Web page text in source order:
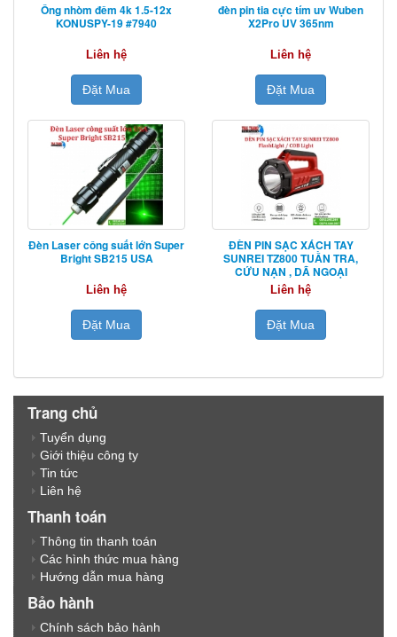
Ống nhòm đêm 4k 1.5-12x
KONUSPY-19 #7940
Liên hệ
Đặt Mua
đèn pin tia cực tím uv Wuben
X2Pro UV 365nm
Liên hệ
Đặt Mua
Đèn Laser công suất lớn Super
Bright SB215 USA
Liên hệ
Đặt Mua
ĐÈN PIN SẠC XÁCH TAY
SUNREI TZ800 TUẦN TRA,
CỨU NẠN , DÃ NGOẠI
Liên hệ
Đặt Mua
Trang chủ
Tuyển dụng
Giới thiệu công ty
Tin tức
Liên hệ
Thanh toán
Thông tin thanh toán
Các hình thức mua hàng
Hướng dẫn mua hàng
Bảo hành
Chính sách bảo hành